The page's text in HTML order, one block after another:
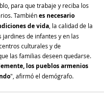
para que trabaje y reciba los
También es necesario
de vida , la calidad de la
jardines de infantes y en las
culturales y de
las familias deseen quedarse.
los pueblos armenios
", afirmó el demógrafo.